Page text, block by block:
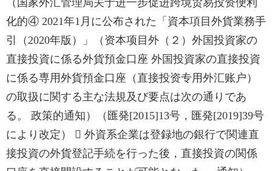
（国家外汇管理局关于进一步促进跨境贸易投资便利
化的④ 2021年1月に公布された「資本項目外貨業務手
引（2020年版）」（资本项目外（２）外国投資家の
直接投資に係る外貨預金口座 外国投資家の直接投資
に係る専用外貨預金口座（直接投资专用外汇账户）
の取扱に関する主な法規及び要点は次の通りであ
る。 政策的通知）（匯発[2015]13号，匯発[2019]39号
により改定）  外資系企業は登録地の銀行で関連直
接投資の外貨登記手続を行った後，直接投資の関係